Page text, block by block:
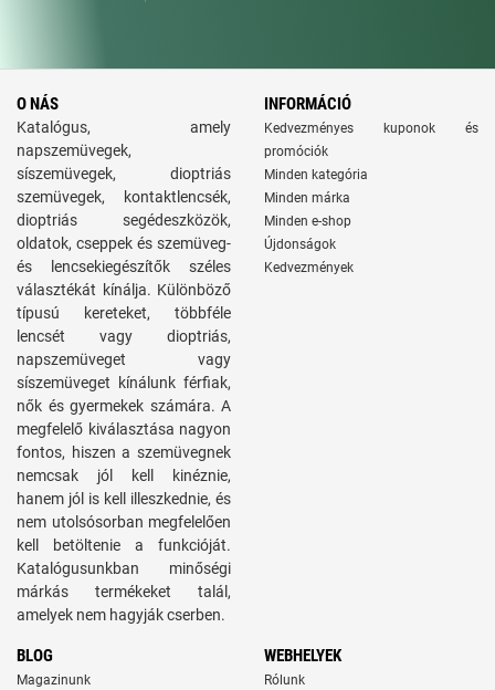
O NÁS
Katalógus, amely
napszemüvegek,
síszemüvegek, dioptriás
szemüvegek, kontaktlencsék,
dioptriás segédeszközök,
oldatok, cseppek és szemüveg-
és lencsekiegészítők széles
választékát kínálja. Különböző
típusú kereteket, többféle
lencsét vagy dioptriás,
napszemüveget vagy
síszemüveget kínálunk férfiak,
nők és gyermekek számára. A
megfelelő kiválasztása nagyon
fontos, hiszen a szemüvegnek
nemcsak jól kell kinéznie,
hanem jól is kell illeszkednie, és
nem utolsósorban megfelelően
kell betöltenie a funkcióját.
Katalógusunkban minőségi
márkás termékeket talál,
amelyek nem hagyják cserben.
INFORMÁCIÓ
Kedvezményes kuponok és
promóciók
Minden kategória
Minden márka
Minden e-shop
Újdonságok
Kedvezmények
BLOG
Magazinunk
WEBHELYEK
Rólunk